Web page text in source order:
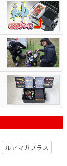
ルアマガプラス